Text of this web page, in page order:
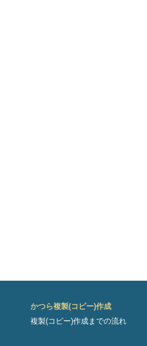
かつら複製(コピー)作成
複製(コピー)作成までの流れ